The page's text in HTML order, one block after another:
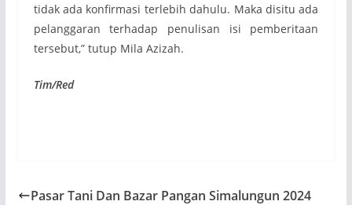
tidak ada konfirmasi terlebih dahulu. Maka disitu ada
pelanggaran terhadap penulisan isi pemberitaan
tersebut,” tutup Mila Azizah.
Tim/Red
Pasar Tani Dan Bazar Pangan Simalungun 2024